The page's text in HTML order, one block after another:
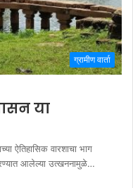
ग्रामीण वार्ता
या
ऐतिहासिक वारशाचा भाग
आलेल्या उत्खननामुळे…